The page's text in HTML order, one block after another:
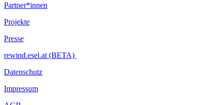
Partner*innen
Projekte
Presse
rewind.esel.at (BETA)
Datenschutz
Impressum